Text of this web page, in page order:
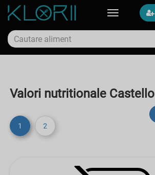
Toggle
Valori nutritionale Castello
1
2